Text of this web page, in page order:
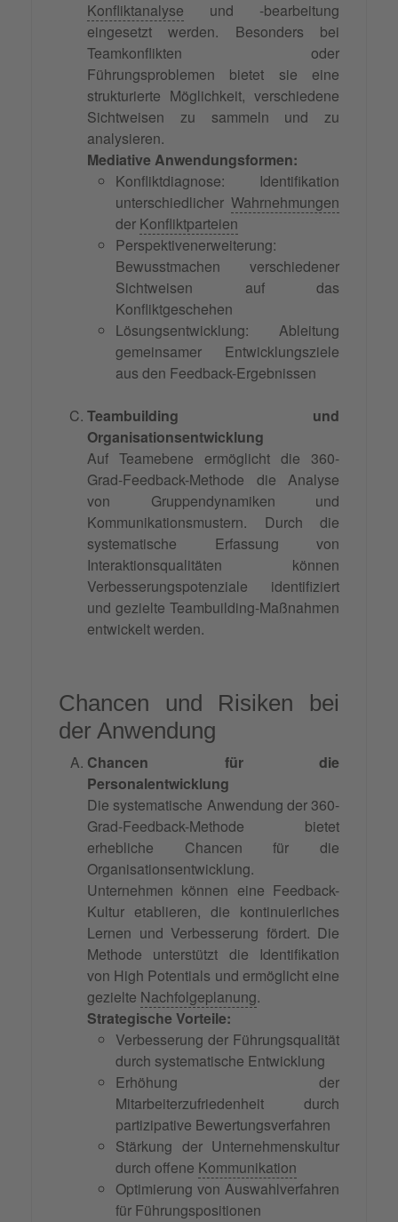
Konfliktanalyse und -bearbeitung
eingesetzt werden. Besonders bei
Teamkonflikten oder
Führungsproblemen bietet sie eine
strukturierte Möglichkeit, verschiedene
Sichtweisen zu sammeln und zu
analysieren.
Mediative Anwendungsformen:
Konfliktdiagnose: Identifikation
unterschiedlicher Wahrnehmungen
der Konfliktparteien
Perspektivenerweiterung:
Bewusstmachen verschiedener
Sichtweisen auf das
Konfliktgeschehen
Lösungsentwicklung: Ableitung
gemeinsamer Entwicklungsziele
aus den Feedback-Ergebnissen
Teambuilding und
Organisationsentwicklung
Auf Teamebene ermöglicht die 360-
Grad-Feedback-Methode die Analyse
von Gruppendynamiken und
Kommunikationsmustern. Durch die
systematische Erfassung von
Interaktionsqualitäten können
Verbesserungspotenziale identifiziert
und gezielte Teambuilding-Maßnahmen
entwickelt werden.
Chancen und Risiken bei
der Anwendung
Chancen für die
Personalentwicklung
Die systematische Anwendung der 360-
Grad-Feedback-Methode bietet
erhebliche Chancen für die
Organisationsentwicklung.
Unternehmen können eine Feedback-
Kultur etablieren, die kontinuierliches
Lernen und Verbesserung fördert. Die
Methode unterstützt die Identifikation
von High Potentials und ermöglicht eine
gezielte Nachfolgeplanung.
Strategische Vorteile:
Verbesserung der Führungsqualität
durch systematische Entwicklung
Erhöhung der
Mitarbeiterzufriedenheit durch
partizipative Bewertungsverfahren
Stärkung der Unternehmenskultur
durch offene Kommunikation
Optimierung von Auswahlverfahren
für Führungspositionen